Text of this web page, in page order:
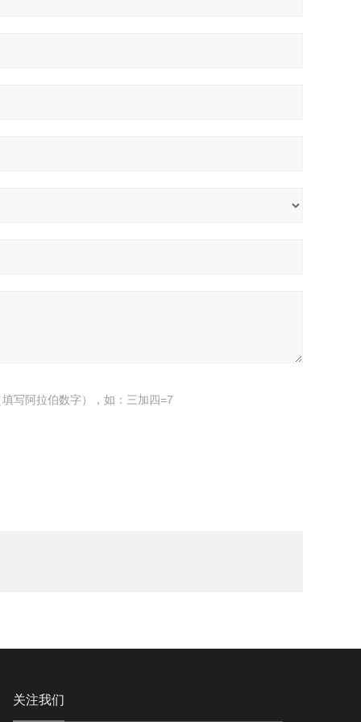
写阿拉伯数字），如：三加四=7
关注我们